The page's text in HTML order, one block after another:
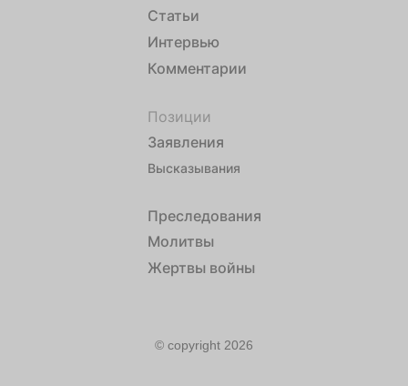
Статьи
Интервью
Комментарии
Позиции
Заявления
Высказывания
Преследования
Молитвы
Жертвы войны
© copyright 2026